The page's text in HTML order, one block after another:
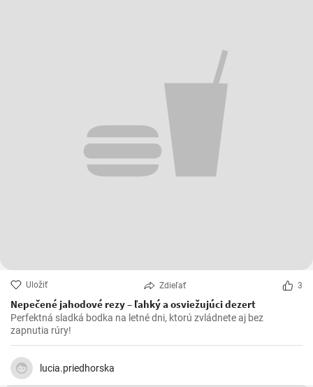
Uložiť Zdieľať 3
Nepečené jahodové rezy – ľahký a osviežujúci dezert
Perfektná sladká bodka na letné dni, ktorú zvládnete aj bez
zapnutia rúry!
lucia.priedhorska